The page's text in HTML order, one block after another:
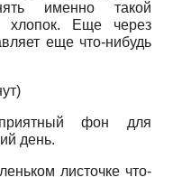
именно такой
хлопок. Еще через
еще что-нибудь
фон для
день.
листочке что-